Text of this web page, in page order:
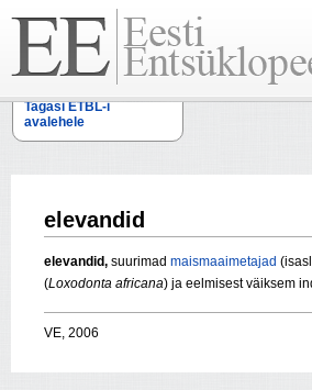
Tagasi ETBL-i
avalehele
elevandid
elevandid, suurimad maismaaimetajad
(Loxodonta africana) ja eelmisest väiksem
VE, 2006